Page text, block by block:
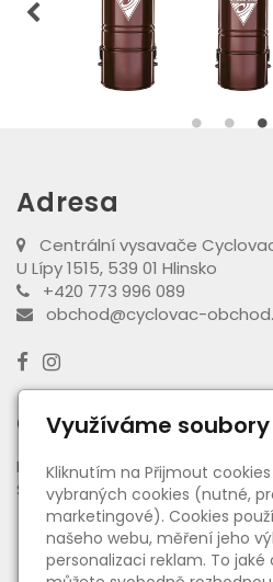
Adresa
Centrální vysavače
U Lípy 1515, 539 01 Hlinsko
+420 773 996 089
obchod@cyclovac-
Otevírací doba
PO - PÁ:08:00 - 16:30
SO:08:00 - 11:00
Informace
Využíváme
Kliknutím na Přijmout
vybraných cookies (nutné,
marketingové). Cookies
našeho webu, měření jeho
personalizaci reklam. To